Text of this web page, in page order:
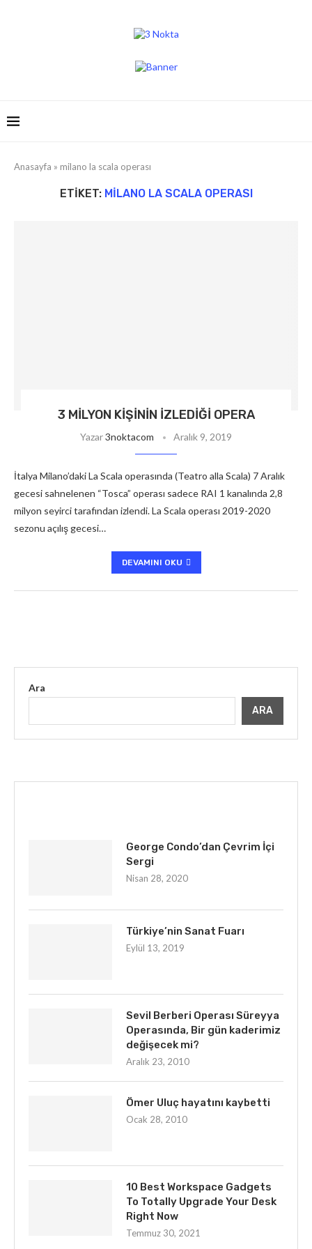
Anasayfa » milano la scala operası
ETIKET: MILANO LA SCALA OPERASI
3 MILYON KIŞININ İZLEDIĞI OPERA
Yazar3noktacom Aralık 9, 2019
İtalya Milano’daki La Scala operasında (Teatro alla Scala) 7 Aralık
gecesi sahnelenen “Tosca” operası sadece RAI 1 kanalında 2,8
milyon seyirci tarafından izlendi. La Scala operası 2019-2020
sezonu açılış gecesi…
DEVAMINI OKU
Ara
ARA
George Condo’dan Çevrim İçi
Sergi
Nisan 28, 2020
Türkiye’nin Sanat Fuarı
Eylül 13, 2019
Sevil Berberi Operası Süreyya
Operasında, Bir gün kaderimiz
değişecek mi?
Aralık 23, 2010
Ömer Uluç hayatını kaybetti
Ocak 28, 2010
10 Best Workspace Gadgets
To Totally Upgrade Your Desk
Right Now
Temmuz 30, 2021